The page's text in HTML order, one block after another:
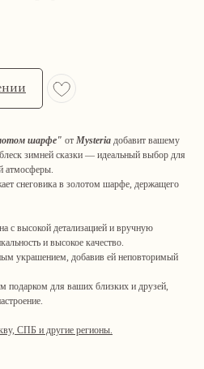
шарфе" от Mysteria добавит вашему
зимней сказки — идеальный выбор для
атмосферы.
снеговика в золотом шарфе, держащего
с высокой детализацией и вручную
и высокое качество.
украшением, добавив ей неповторимый
подарком для ваших близких и друзей,
СПБ и другие регионы.
с нами
34-34